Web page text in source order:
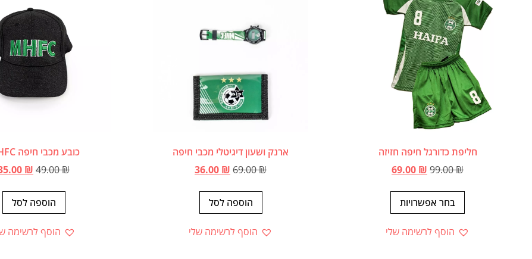
חליפת כדורגל חיפה חזיזה
99.00₪
69.00 ₪
בחר אפשרויות
הוסף לרשימה שלי
ארנק ושעון דיגיטלי מכבי חיפה
69.00₪
36.00 ₪
הוספה לסל
הוסף לרשימה שלי
כובע מכבי חיפה MHFC
49.00₪
₪
הוספה לסל
הוסף לרשימה